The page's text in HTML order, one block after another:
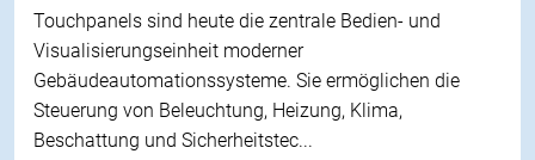
Touchpanels sind heute die zentrale Bedien- und
Visualisierungseinheit moderner
Gebäudeautomationssysteme. Sie ermöglichen die
Steuerung von Beleuchtung, Heizung, Klima,
Beschattung und Sicherheitstec...